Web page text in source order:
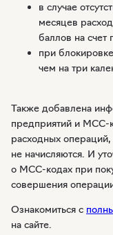
в случае
месяцев
баллов на счет
при
чем на три
Также добавлена
предприятий и MCC-
расходных
не начисляются. И
о МСС-кодах при
совершения
Ознакомиться с
на сайте.